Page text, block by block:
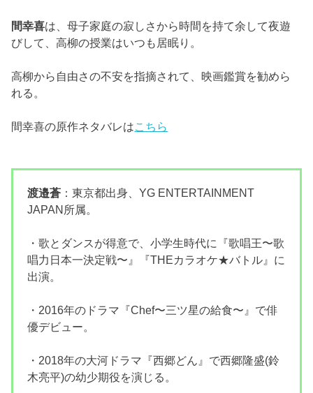
間幸喜は、母子家庭の寂しさから時間を持て余して夜遊
びして、高柳の授業はいつも居眠り。
高柳から自由さの不安を指摘されて、映画鑑賞を勧めら
れる。
間幸喜の原作ネタバレはこちら
渡邉蒼 ：東京都出身、YG ENTERTAINMENT
JAPAN所属。
・歌とダンスが得意で、小学生時代に『歌唱王〜歌
唱力日本一決定戦〜』『THEカラオケ★バトル』に
出演。
・2016年のドラマ『Chef〜三ツ星の給食〜』で俳
優デビュー。
・2018年の大河ドラマ『西郷どん』で西郷隆盛(鈴
木亮平)の幼少期役を演じる。